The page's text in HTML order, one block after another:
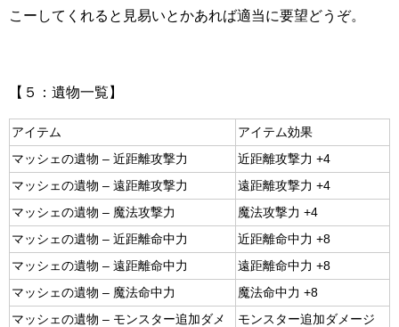
こーしてくれると見易いとかあれば適当に要望どうぞ。
【５：遺物一覧】
アイテム
アイテム効果
マッシェの遺物 – 近距離攻撃力
近距離攻撃力 +4
マッシェの遺物 – 遠距離攻撃力
遠距離攻撃力 +4
マッシェの遺物 – 魔法攻撃力
魔法攻撃力 +4
マッシェの遺物 – 近距離命中力
近距離命中力 +8
マッシェの遺物 – 遠距離命中力
遠距離命中力 +8
マッシェの遺物 – 魔法命中力
魔法命中力 +8
マッシェの遺物 – モンスター追加ダメ
モンスター追加ダメージ